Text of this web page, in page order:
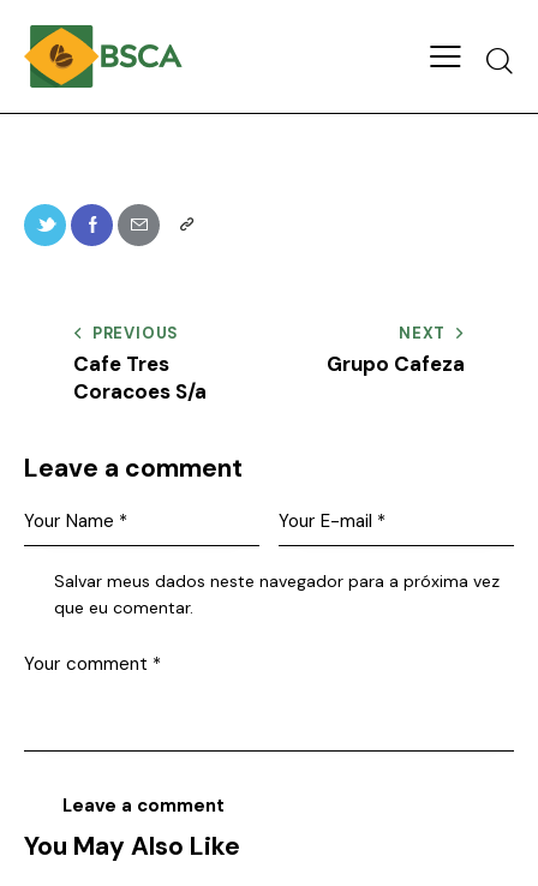
PREVIOUS
Cafe Tres
Coracoes S/a
NEXT
Grupo Cafeza
Leave a comment
Salvar meus dados neste navegador para a próxima vez
que eu comentar.
You May Also Like